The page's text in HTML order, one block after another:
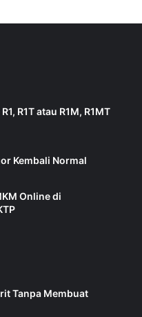
R1T atau R1M, R1MT
Kembali Normal
Online di
Tanpa Membuat